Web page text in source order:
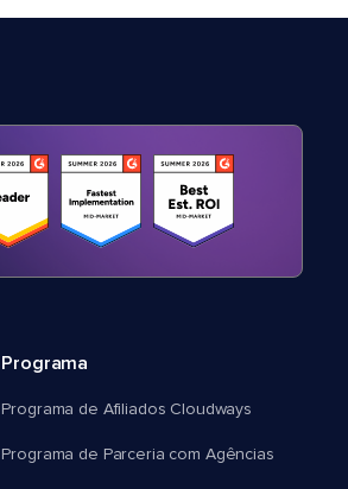
Programa
Programa de Afiliados Cloudways
Programa de Parceria com Agências